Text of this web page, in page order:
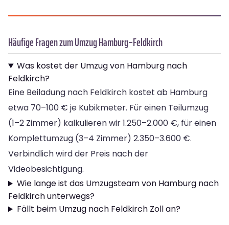
Häufige Fragen zum Umzug Hamburg–Feldkirch
Was kostet der Umzug von Hamburg nach
Feldkirch?
Eine Beiladung nach Feldkirch kostet ab Hamburg
etwa 70–100 € je Kubikmeter. Für einen Teilumzug
(1–2 Zimmer) kalkulieren wir 1.250–2.000 €, für einen
Komplettumzug (3–4 Zimmer) 2.350–3.600 €.
Verbindlich wird der Preis nach der
Videobesichtigung.
Wie lange ist das Umzugsteam von Hamburg nach
Feldkirch unterwegs?
Fällt beim Umzug nach Feldkirch Zoll an?